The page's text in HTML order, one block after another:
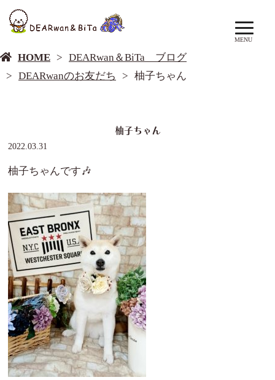
MENU
HOME
DEARwan＆BiTa ブログ
DEARwanのお友だち
柚子ちゃん
柚子ちゃん
2022.03.31
柚子ちゃんです🎶